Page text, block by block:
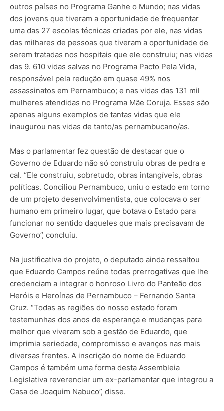
outros países no Programa Ganhe o Mundo; nas vidas
dos jovens que tiveram a oportunidade de frequentar
uma das 27 escolas técnicas criadas por ele, nas vidas
das milhares de pessoas que tiveram a oportunidade de
serem tratadas nos hospitais que ele construiu; nas vidas
das 9. 610 vidas salvas no Programa Pacto Pela Vida,
responsável pela redução em quase 49% nos
assassinatos em Pernambuco; e nas vidas das 131 mil
mulheres atendidas no Programa Mãe Coruja. Esses são
apenas alguns exemplos de tantas vidas que ele
inaugurou nas vidas de tanto/as pernambucano/as.
Mas o parlamentar fez questão de destacar que o
Governo de Eduardo não só construiu obras de pedra e
cal. “Ele construiu, sobretudo, obras intangíveis, obras
políticas. Conciliou Pernambuco, uniu o estado em torno
de um projeto desenvolvimentista, que colocava o ser
humano em primeiro lugar, que botava o Estado para
funcionar no sentido daqueles que mais precisavam de
Governo”, concluiu.
Na justificativa do projeto, o deputado ainda ressaltou
que Eduardo Campos reúne todas prerrogativas que lhe
credenciam a integrar o honroso Livro do Panteão dos
Heróis e Heroínas de Pernambuco – Fernando Santa
Cruz. “Todas as regiões do nosso estado foram
testemunhas dos anos de esperança e mudanças para
melhor que viveram sob a gestão de Eduardo, que
imprimia seriedade, compromisso e avanços nas mais
diversas frentes. A inscrição do nome de Eduardo
Campos é também uma forma desta Assembleia
Legislativa reverenciar um ex-parlamentar que integrou a
Casa de Joaquim Nabuco”, disse.